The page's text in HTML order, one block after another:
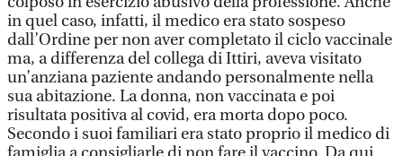
in quel caso, infatti, il medico era stato sospeso
dall’Ordine per non aver completato il ciclo vaccinale
ma, a differenza del collega di Ittiri, aveva visitato
un’anziana paziente andando personalmente nella
sua abitazione. La donna, non vaccinata e poi
risultata positiva al covid, era morta dopo poco.
Secondo i suoi familiari era stato proprio il medico di